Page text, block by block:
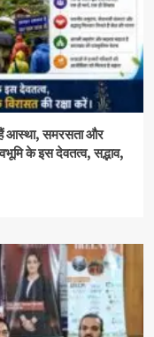
हैं आस्था, समरसता और
के इस देवतत्व, सद्भाव,